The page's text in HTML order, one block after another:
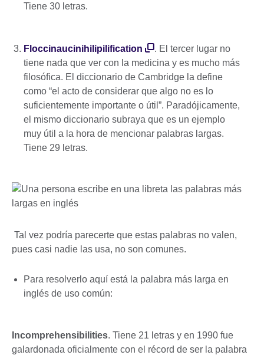
Tiene 30 letras.
Floccinaucinihilipilification
. El tercer lugar no
tiene nada que ver con la medicina y es mucho más
filosófica. El diccionario de Cambridge la define
como “el acto de considerar que algo no es lo
suficientemente importante o útil”. Paradójicamente,
el mismo diccionario subraya que es un ejemplo
muy útil a la hora de mencionar palabras largas.
Tiene 29 letras.
Tal vez podría parecerte que estas palabras no valen,
pues casi nadie las usa, no son comunes.
Para resolverlo aquí está la palabra más larga en
inglés de uso común:
Incomprehensibilities. Tiene 21 letras y en 1990 fue
galardonada oficialmente con el récord de ser la palabra